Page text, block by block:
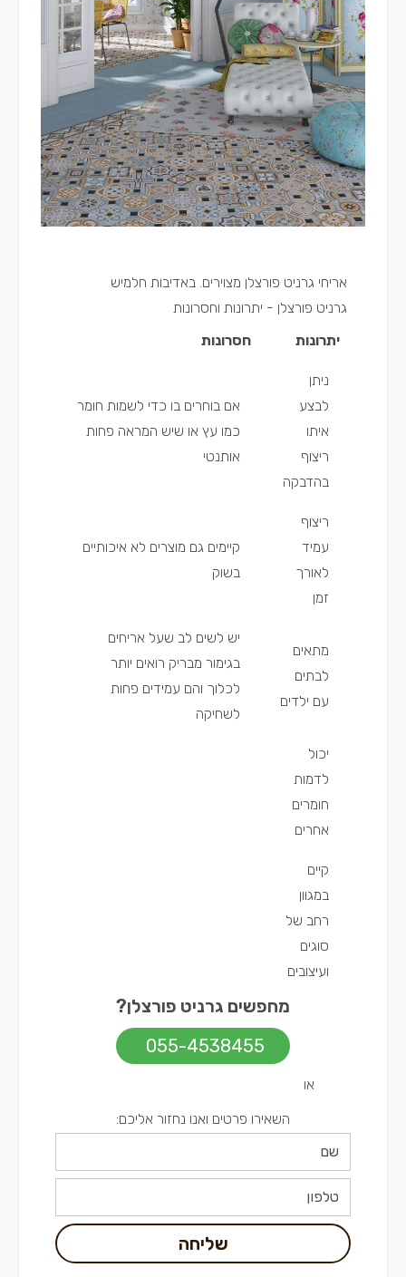
אריחי גרניט פורצלן מצוירים. באדיבות חלמיש
גרניט פורצלן - יתרונות וחסרונות
יתרונות
חסרונות
ניתן
לבצע
איתו
ריצוף
בהדבקה
אם בוחרים בו כדי לשמות חומר
כמו עץ או שיש המראה פחות
אותנטי
ריצוף
עמיד
לאורך
זמן
קיימים גם מוצרים לא איכותיים
בשוק
מתאים
לבתים
עם ילדים
יש לשים לב שעל אריחים
בגימור מבריק רואים יותר
לכלוך והם עמידים פחות
לשחיקה
יכול
לדמות
חומרים
אחרים
קיים
במגוון
רחב של
סוגים
ועיצובים
מחפשים גרניט פורצלן?
055-4538455
או
השאירו פרטים ואנו נחזור אליכם:
שליחה